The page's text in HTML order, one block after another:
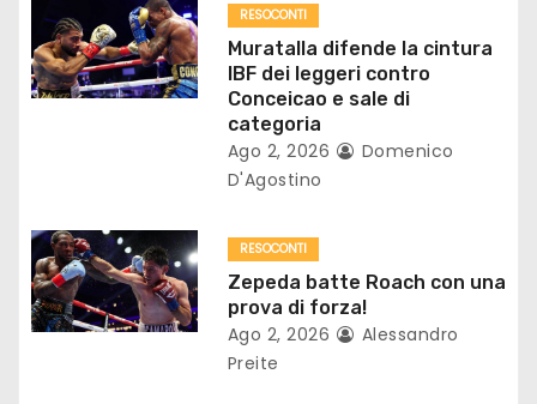
o
n
r
t
i
RESOCONTI
Muratalla difende la cintura
IBF dei leggeri contro
Conceicao e sale di
categoria
Ago 2, 2026
Domenico
D'Agostino
RESOCONTI
Zepeda batte Roach con una
prova di forza!
Ago 2, 2026
Alessandro
Preite